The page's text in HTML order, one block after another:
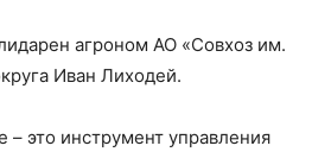
агроном АО «Совхоз им.
Иван Лиходей.
– это инструмент управления